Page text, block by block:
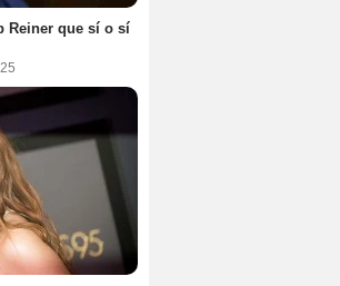
Reiner que sí o sí